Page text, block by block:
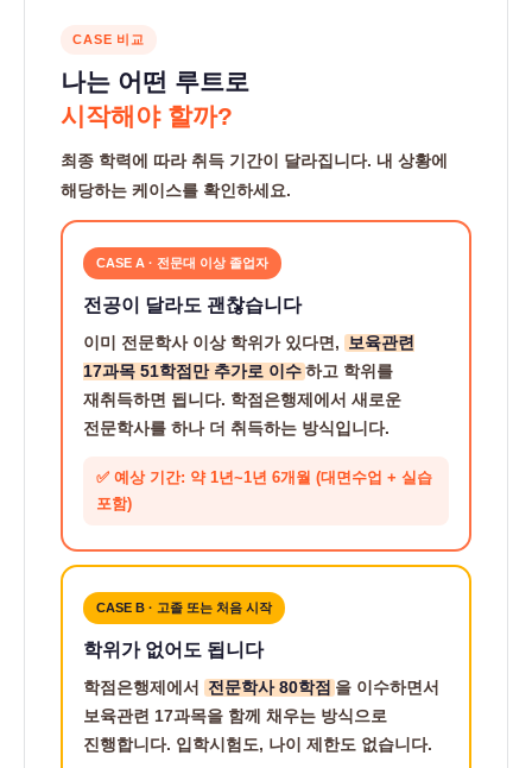
CASE 비교
나는 어떤 루트로
시작해야 할까?
최종 학력에 따라 취득 기간이 달라집니다. 내 상황에
해당하는 케이스를 확인하세요.
CASE A · 전문대 이상 졸업자
전공이 달라도 괜찮습니다
이미 전문학사 이상 학위가 있다면, 보육관련
17과목 51학점만 추가로 이수 하고 학위를
재취득하면 됩니다. 학점은행제에서 새로운
전문학사를 하나 더 취득하는 방식입니다.
✅ 예상 기간: 약 1년~1년 6개월 (대면수업 + 실습
포함)
CASE B · 고졸 또는 처음 시작
학위가 없어도 됩니다
학점은행제에서 전문학사 80학점 을 이수하면서
보육관련 17과목을 함께 채우는 방식으로
진행합니다. 입학시험도, 나이 제한도 없습니다.